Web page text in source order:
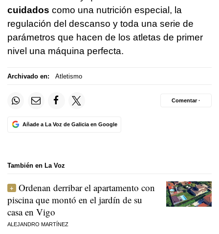
cuidados como una nutrición especial, la
regulación del descanso y toda una serie de
parámetros que hacen de los atletas de primer
nivel una máquina perfecta.
Archivado en: Atletismo
Añade a La Voz de Galicia en Google
Comentar ·
También en La Voz
Ordenan derribar el apartamento con
piscina que montó en el jardín de su
casa en Vigo
ALEJANDRO MARTÍNEZ